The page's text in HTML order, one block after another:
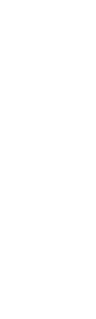
AGPhotonics
desarrollará